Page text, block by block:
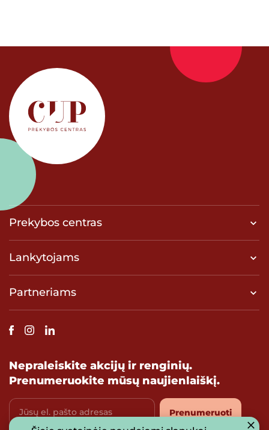
Prekybos centras
Lankytojams
Partneriams
Nepraleiskite akcijų ir renginių.
Prenumeruokite mūsų naujienlaiškį.
Jūsų el. pašto adresas Prenumeruoti